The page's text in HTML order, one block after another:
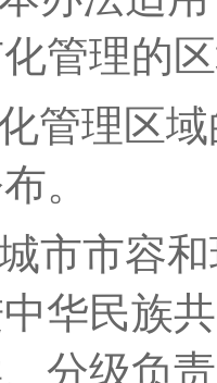
管理的
管理区
。
市市容
华民族
分级负